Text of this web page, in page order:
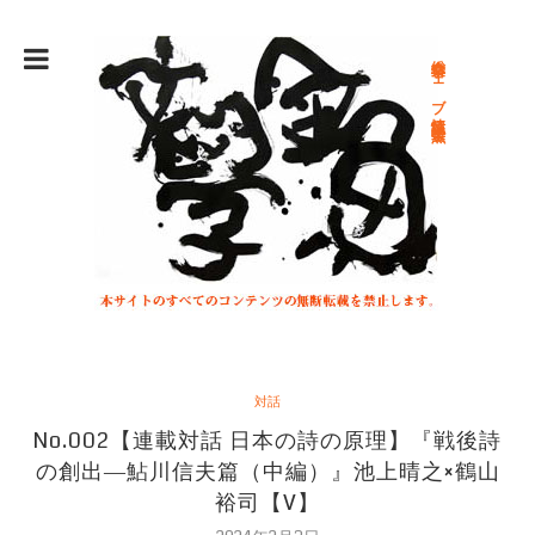
総合文学ウェブ情報誌 文学金魚
対話
No.002【連載対話 日本の詩の原理】『戦後詩
の創出―鮎川信夫篇（中編）』池上晴之×鶴山
裕司【V】